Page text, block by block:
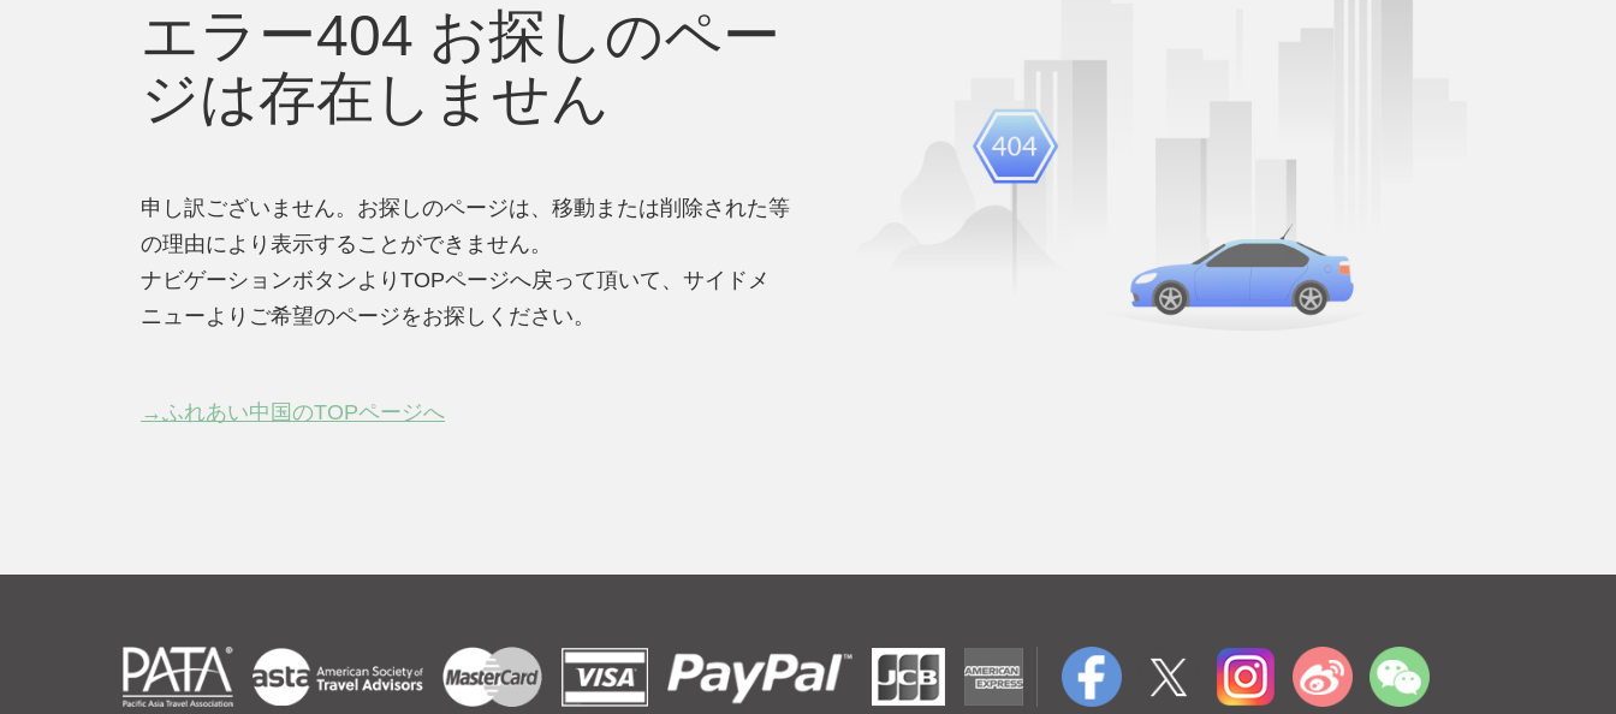
エラー404 お探しのペー
ジは存在しません
申し訳ございません。お探しのページは、移動または削除された等
の理由により表示することができません。
ナビゲーションボタンよりTOPページへ戻って頂いて、サイドメ
ニューよりご希望のページをお探しください。
→ふれあい中国のTOPページへ